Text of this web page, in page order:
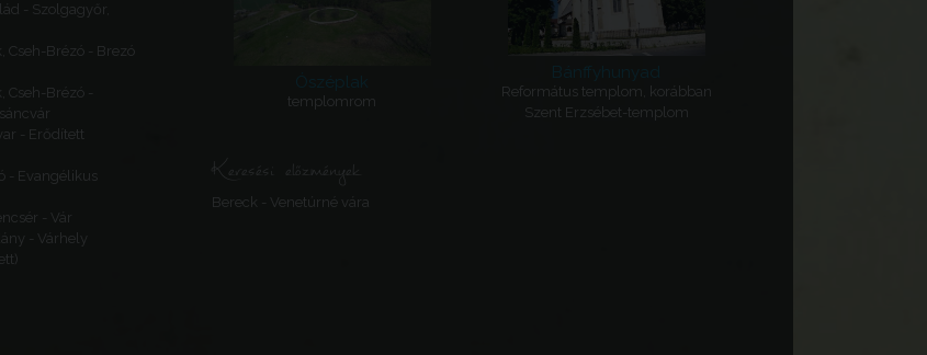
- Szolgagyőr,
Cseh-Brézó - Brezó
Cseh-Brézó -
- Erődített
- Evangélikus
- Vár
- Várhely
Ószéplak
templomrom
Bánffyhunyad
Református templom, korábban
Szent Erzsébet-templom
Keresési előzmények
Bereck - Venetúrné vára